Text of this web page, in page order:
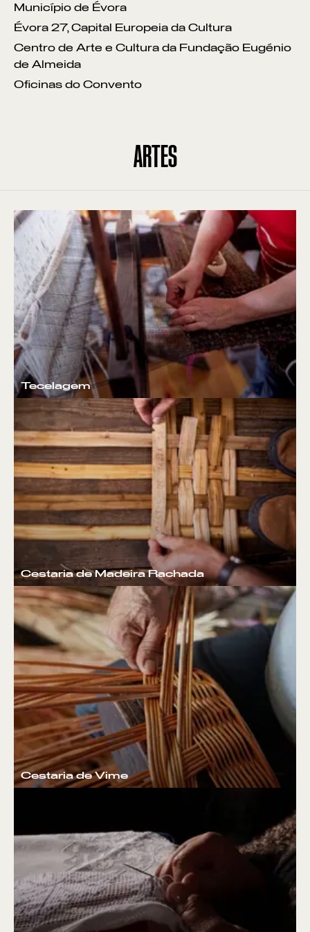
Município de Évora
Évora 27, Capital Europeia da Cultura
Centro de Arte e Cultura da Fundação Eugénio
de Almeida
Oficinas do Convento
ARTES
Tecelagem
Cestaria de Madeira Rachada
Cestaria de Vime